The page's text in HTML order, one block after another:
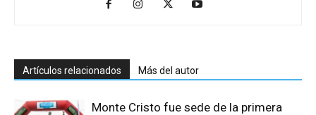
Artículos relacionados Más del autor
Monte Cristo fue sede de la primera